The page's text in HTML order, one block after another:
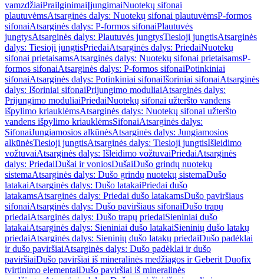
vamzdžiaiPrailginimaiĮjungimaiNuotekų sifonai
plautuvėmsAtsarginės dalys: Nuotekų sifonai plautuvėmsP-formos
sifonaiAtsarginės dalys: P-formos sifonaiPlautuvės
jungtysAtsarginės dalys: Plautuvės jungtysTiesioji jungtisAtsarginės
dalys: Tiesioji jungtisPriedaiAtsarginės dalys: PriedaiNuotekų
sifonai prietaisamsAtsarginės dalys: Nuotekų sifonai prietaisamsP-
formos sifonaiAtsarginės dalys: P-formos sifonaiPotinkiniai
sifonaiAtsarginės dalys: Potinkiniai sifonaiIšoriniai sifonaiAtsarginės
dalys: Išoriniai sifonaiPrijungimo moduliaiAtsarginės dalys:
Prijungimo moduliaiPriedaiNuotekų sifonai užteršto vandens
išpylimo kriauklėmsAtsarginės dalys: Nuotekų sifonai užteršto
vandens išpylimo kriauklėmsSifonaiAtsarginės dalys:
SifonaiJungiamosios alkūnėsAtsarginės dalys: Jungiamosios
alkūnėsTiesioji jungtisAtsarginės dalys: Tiesioji jungtisIšleidimo
vožtuvaiAtsarginės dalys: Išleidimo vožtuvaiPriedaiAtsarginės
dalys: PriedaiDušai ir voniosDušaiDušo grindų nuotekų
sistemaAtsarginės dalys: Dušo grindų nuotekų sistemaDušo
latakaiAtsarginės dalys: Dušo latakaiPriedai dušo
latakamsAtsarginės dalys: Priedai dušo latakamsDušo paviršiaus
sifonaiAtsarginės dalys: Dušo paviršiaus sifonaiDušo trapų
priedaiAtsarginės dalys: Dušo trapų priedaiSieniniai dušo
latakaiAtsarginės dalys: Sieniniai dušo latakaiSieninių dušo latakų
priedaiAtsarginės dalys: Sieninių dušo latakų priedaiDušo padėklai
ir dušo paviršiaiAtsarginės dalys: Dušo padėklai ir dušo
paviršiaiDušo paviršiai iš mineralinės medžiagos ir Geberit Duofix
tvirtinimo elementaiDušo paviršiai iš mineralinės